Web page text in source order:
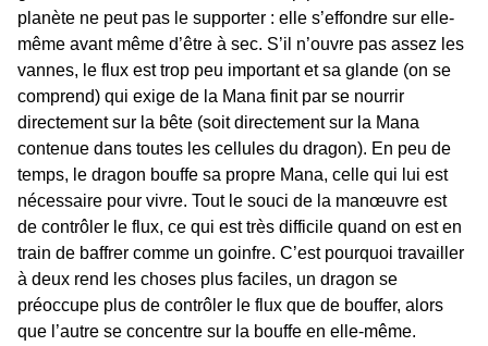
planète ne peut pas le supporter : elle s’effondre sur elle-
même avant même d’être à sec. S’il n’ouvre pas assez les
vannes, le flux est trop peu important et sa glande (on se
comprend) qui exige de la Mana finit par se nourrir
directement sur la bête (soit directement sur la Mana
contenue dans toutes les cellules du dragon). En peu de
temps, le dragon bouffe sa propre Mana, celle qui lui est
nécessaire pour vivre. Tout le souci de la manœuvre est
de contrôler le flux, ce qui est très difficile quand on est en
train de baffrer comme un goinfre. C’est pourquoi travailler
à deux rend les choses plus faciles, un dragon se
préoccupe plus de contrôler le flux que de bouffer, alors
que l’autre se concentre sur la bouffe en elle-même.